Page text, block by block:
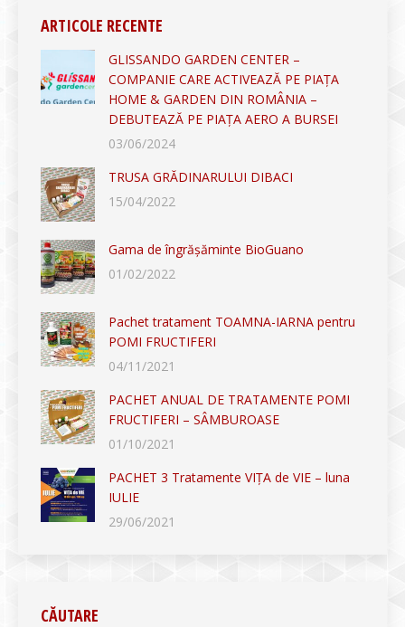
ARTICOLE RECENTE
GLISSANDO GARDEN CENTER –
COMPANIE CARE ACTIVEAZĂ PE PIAȚA
HOME & GARDEN DIN ROMÂNIA –
DEBUTEAZĂ PE PIAȚA AERO A BURSEI
03/06/2024
TRUSA GRĂDINARULUI DIBACI
15/04/2022
Gama de îngrășăminte BioGuano
01/02/2022
Pachet tratament TOAMNA-IARNA pentru
POMI FRUCTIFERI
04/11/2021
PACHET ANUAL DE TRATAMENTE POMI
FRUCTIFERI – SÂMBUROASE
01/10/2021
PACHET 3 Tratamente VIȚA de VIE – luna
IULIE
29/06/2021
CĂUTARE